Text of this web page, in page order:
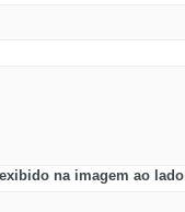
na imagem ao lado